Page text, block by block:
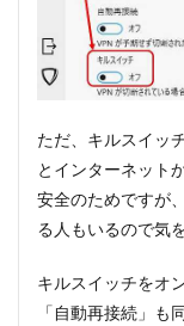
ただ、キルスイッ
とインターネット
安全のためですが
る人もいるので気
キルスイッチをオ
「自動再接続」も